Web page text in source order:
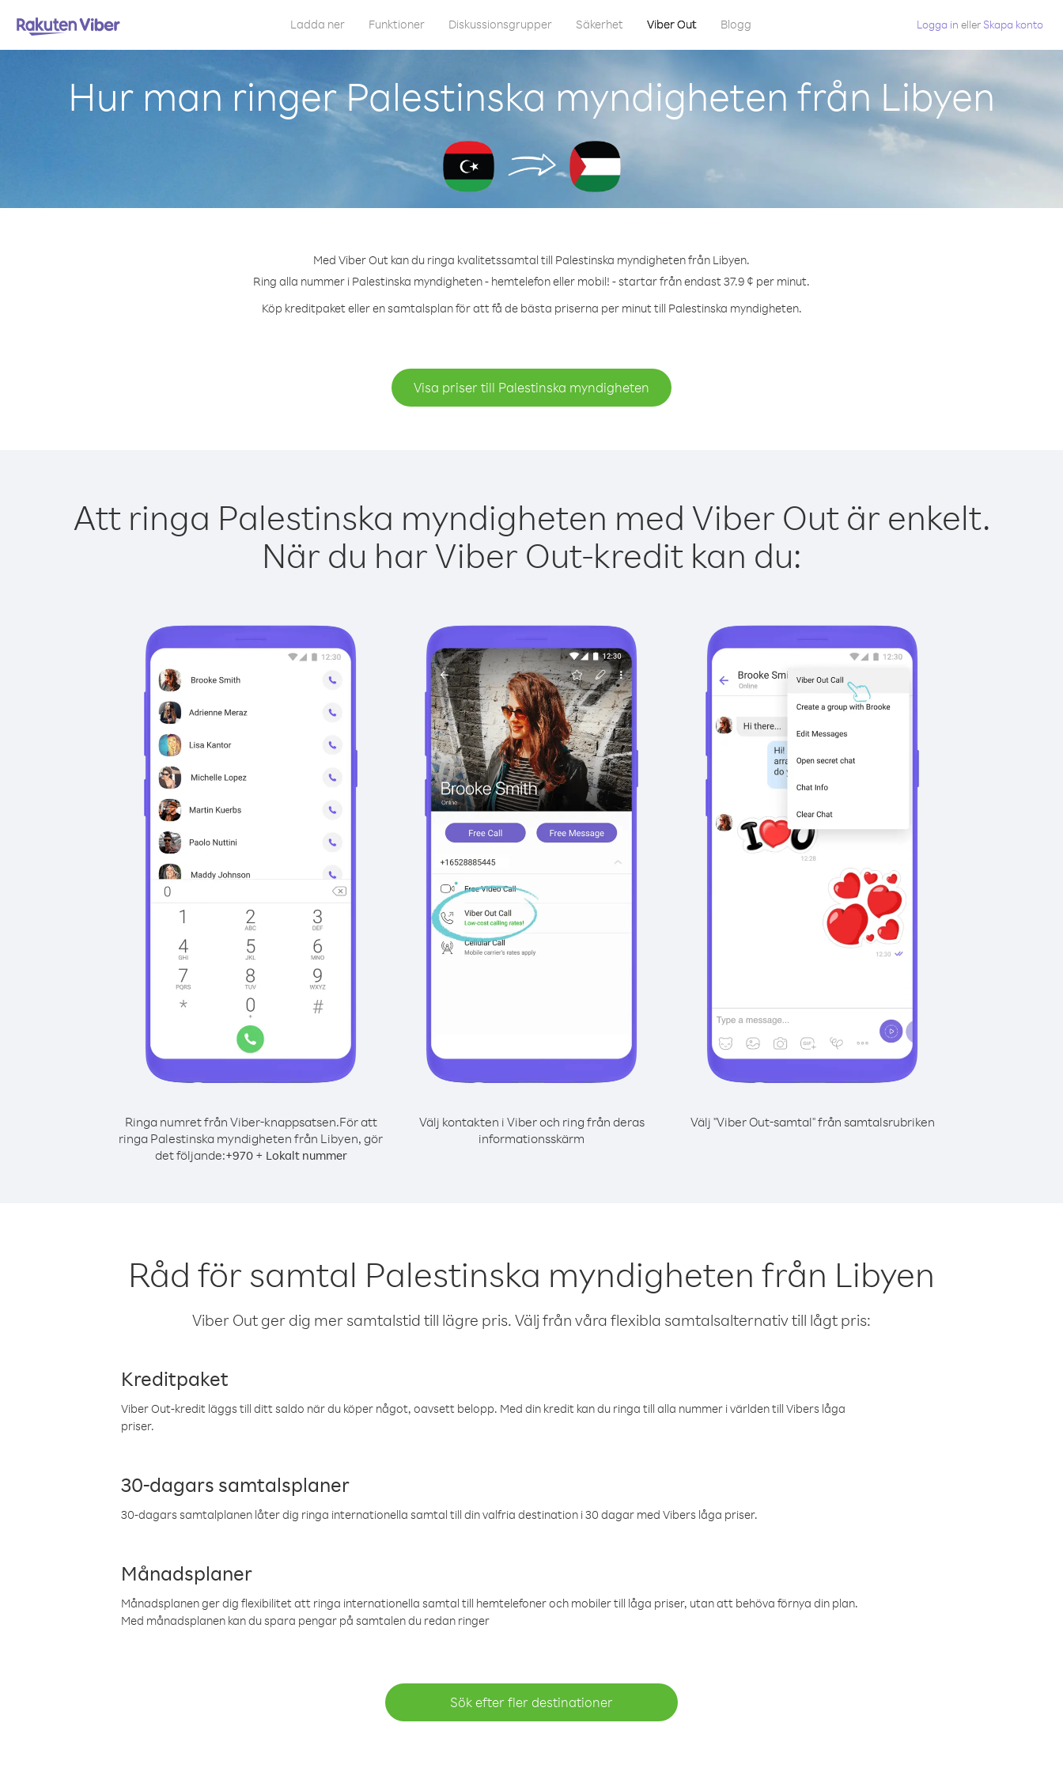
Ladda ner Funktioner Diskussionsgrupper Säkerhet Viber Out Blogg Logga in eller Skapa konto
Hur man ringer Palestinska myndigheten från Libyen
Med Viber Out kan du ringa kvalitetssamtal till Palestinska myndigheten från Libyen.
Ring alla nummer i Palestinska myndigheten - hemtelefon eller mobil! - startar från endast 37.9 ¢ per minut.
Köp kreditpaket eller en samtalsplan för att få de bästa priserna per minut till Palestinska myndigheten.
Visa priser till Palestinska myndigheten
Att ringa Palestinska myndigheten med Viber Out är enkelt.
När du har Viber Out-kredit kan du:
Ringa numret från Viber-knappsatsen.För att
ringa Palestinska myndigheten från Libyen, gör
det följande:+970+ Lokalt nummer
Välj kontakten i Viber och ring från deras
informationsskärm
Välj "Viber Out-samtal" från samtalsrubriken
Råd för samtal Palestinska myndigheten från Libyen
Viber Out ger dig mer samtalstid till lägre pris. Välj från våra flexibla samtalsalternativ till lågt pris:
Kreditpaket
Viber Out-kredit läggs till ditt saldo när du köper något, oavsett belopp. Med din kredit kan du ringa till alla nummer i världen till Vibers låga
priser.
30-dagars samtalsplaner
30-dagars samtalplanen låter dig ringa internationella samtal till din valfria destination i 30 dagar med Vibers låga priser.
Månadsplaner
Månadsplanen ger dig flexibilitet att ringa internationella samtal till hemtelefoner och mobiler till låga priser, utan att behöva förnya din plan.
Med månadsplanen kan du spara pengar på samtalen du redan ringer
Sök efter fler destinationer